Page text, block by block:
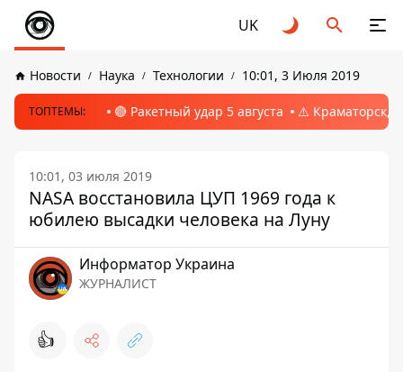
UK
Новости Наука Технологии 10:01, 3 Июля 2019
ТОПТЕМЫ: 🔴 Ракетный удар 5 августа ⚠️ Краматорск,
10:01, 03 июля 2019
NASA восстановила ЦУП 1969 года к
юбилею высадки человека на Луну
Информатор Украина
ЖУРНАЛИСТ
👍